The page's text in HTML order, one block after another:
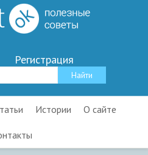
Регистрация
Истории О сайте